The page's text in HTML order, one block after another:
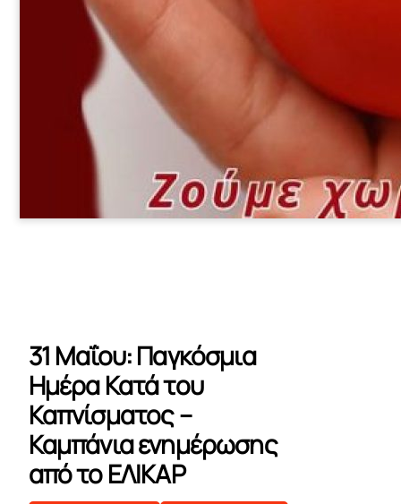
31 Μαΐου: Παγκόσμια
Ημέρα Κατά του
Καπνίσματος –
Καμπάνια ενημέρωσης
από το ΕΛΙΚΑΡ